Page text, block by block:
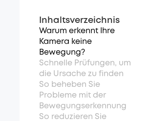
Inhaltsverzeichnis
Warum erkennt Ihre
Kamera keine
Bewegung?
Schnelle Prüfungen, um
die Ursache zu finden
So beheben Sie
Probleme mit der
Bewegungserkennung
So reduzieren Sie